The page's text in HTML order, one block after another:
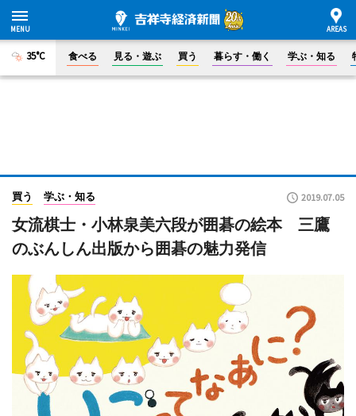
35°C 食べる 見る・遊ぶ 買う 暮らす・働く 学ぶ・知る
買う 学ぶ・知る 2019.07.05
女流棋士・小林泉美六段が囲碁の絵本 三鷹
のぶんしん出版から囲碁の魅力発信